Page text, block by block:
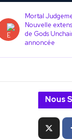
Mortal
Nouvelle
de Gods
annoncée
Nous